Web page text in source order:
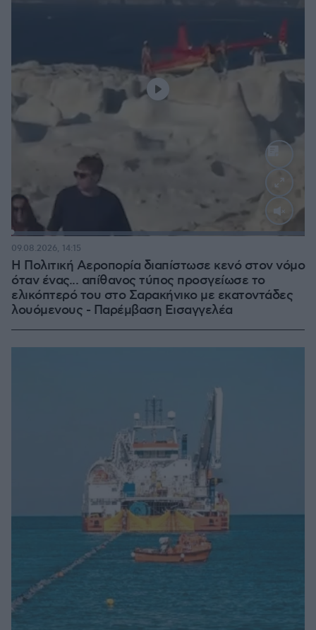
:
Η Πολιτική Αεροπορία διαπίστωσε κενό στον νόμο
όταν ένας... απίθανος τύπος προσγείωσε το
ελικόπτερό του στο Σαρακήνικο με εκατοντάδες
λουόμενους - Παρέμβαση Εισαγγελέα
09.08.2026, 14:15